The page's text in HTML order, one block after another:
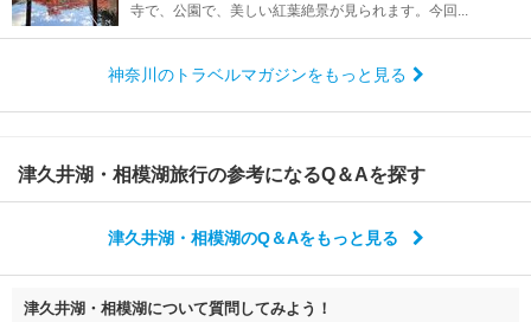
寺で、公園で、美しい紅葉絶景が見られます。今回...
神奈川のトラベルマガジンをもっと見る
津久井湖・相模湖旅行の参考になるQ＆Aを探す
津久井湖・相模湖のQ＆Aをもっと見る
津久井湖・相模湖について質問してみよう！